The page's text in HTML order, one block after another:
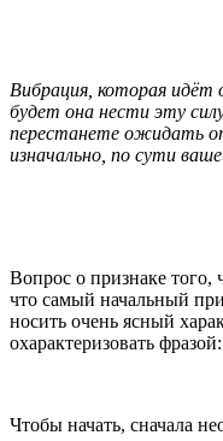
Вибрация, которая идёт
будет она нести эту
перестанете ожидать
изначально, по сути
Вопрос о признаке
что самый начальный
носить очень ясный
охарактеризовать
Чтобы начать, сначала